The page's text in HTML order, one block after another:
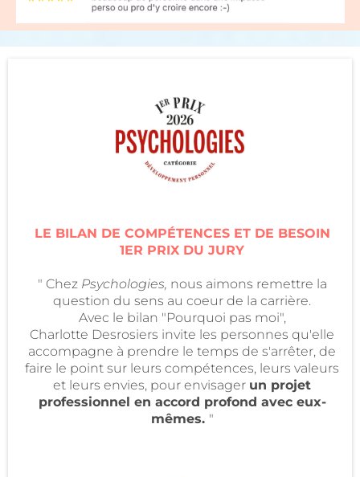
LE BILAN DE COMPÉTENCES ET DE BESOIN
1ER PRIX DU JURY
" Chez Psychologies, nous aimons remettre la
question du sens au coeur de la carrière.
Avec le bilan "Pourquoi pas moi",
Charlotte Desrosiers invite les personnes qu'elle
accompagne à prendre le temps de s'arrêter, de
faire le point sur leurs compétences, leurs valeurs
et leurs envies, pour envisager un projet
professionnel en accord profond avec eux-
mêmes. "